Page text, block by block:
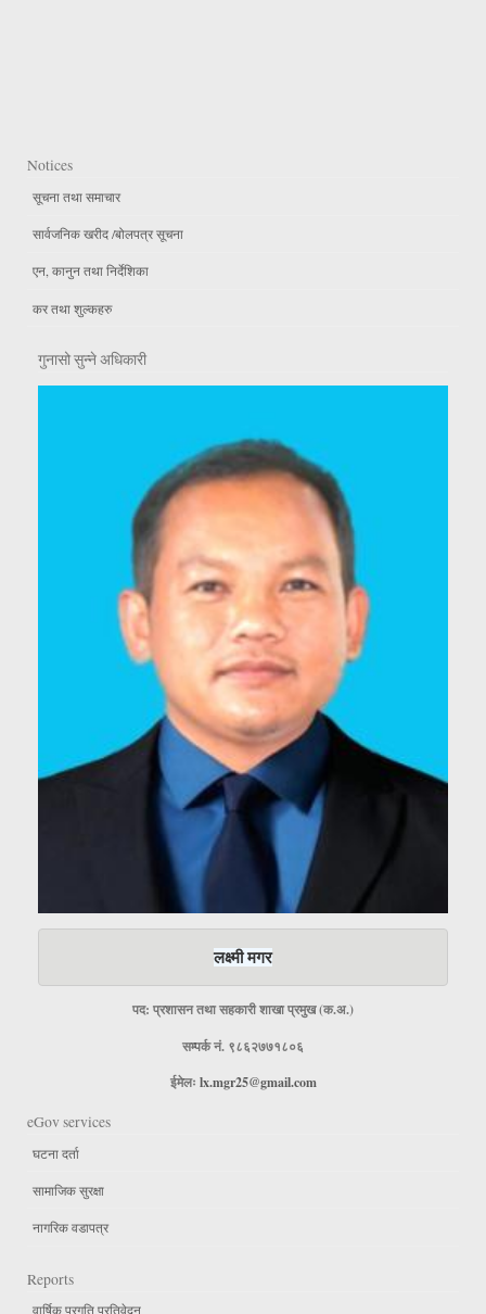
Notices
सूचना तथा समाचार
सार्वजनिक खरीद /बोलपत्र सूचना
एन, कानुन तथा निर्देशिका
कर तथा शुल्कहरु
गुनासो सुन्ने अधिकारी
लक्ष्मी मगर
पद: प्रशासन तथा सहकारी शाखा प्रमुख (क.अ.)
सम्पर्क नं. ९८६२७७१८०६
ईमेलः lx.mgr25@gmail.com
eGov services
घटना दर्ता
सामाजिक सुरक्षा
नागरिक वडापत्र
Reports
वार्षिक प्रगति प्रतिवेदन